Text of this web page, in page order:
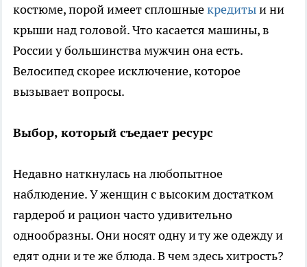
костюме, порой имеет сплошныекредитыи ни
крыши над головой. Что касается машины, в
России у большинства мужчин она есть.
Велосипед скорее исключение, которое
вызывает вопросы.
Выбор, который съедает ресурс
Недавно наткнулась на любопытное
наблюдение. У женщин с высоким достатком
гардероб и рацион часто удивительно
однообразны. Они носят одну и ту же одежду и
едят одни и те же блюда. В чем здесь хитрость?